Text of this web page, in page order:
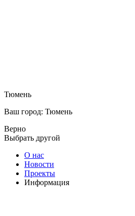
Тюмень
Ваш город: Тюмень
Верно
Выбрать другой
О нас
Новости
Проекты
Информация